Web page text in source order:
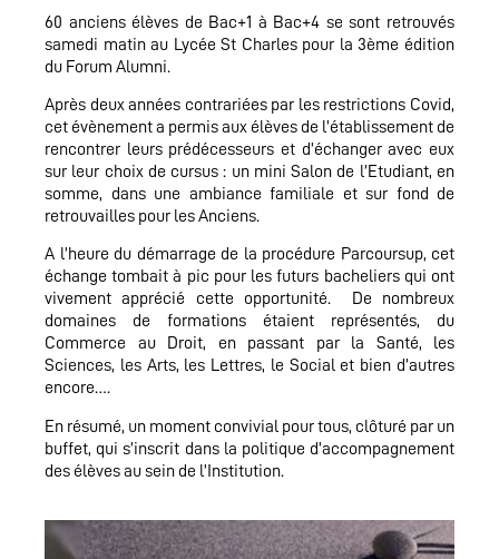
60 anciens élèves de Bac+1 à Bac+4 se sont retrouvés
samedi matin au Lycée St Charles pour la 3ème édition
du Forum Alumni.
Après deux années contrariées par les restrictions Covid,
cet évènement a permis aux élèves de l’établissement de
rencontrer leurs prédécesseurs et d’échanger avec eux
sur leur choix de cursus : un mini Salon de l’Etudiant, en
somme, dans une ambiance familiale et sur fond de
retrouvailles pour les Anciens.
A l’heure du démarrage de la procédure Parcoursup, cet
échange tombait à pic pour les futurs bacheliers qui ont
vivement apprécié cette opportunité. De nombreux
domaines de formations étaient représentés, du
Commerce au Droit, en passant par la Santé, les
Sciences, les Arts, les Lettres, le Social et bien d’autres
encore….
En résumé, un moment convivial pour tous, clôturé par un
buffet, qui s’inscrit dans la politique d’accompagnement
des élèves au sein de l’Institution.